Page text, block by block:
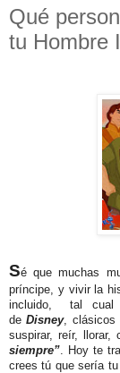
Qué
tu Hombre
Sé que muchas
príncipe, y vivir la
incluido, tal cual
deDisney, clásicos
suspirar, reír,
siempre” . Hoy te
crees tú que sería